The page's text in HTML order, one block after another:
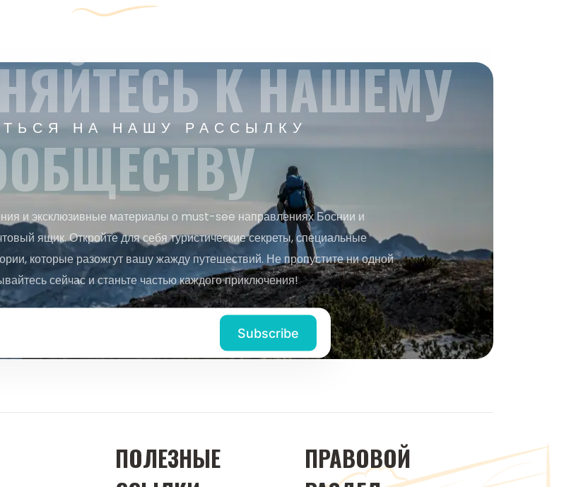
НА НАШУ РАССЫЛКУК НАШЕМУ
и эксклюзивные материалы о must-see направлениях Боснии и
ящик. Откройте для себя туристические секреты, специальные
которые разожгут вашу жажду путешествий. Не пропустите ни одной
сейчас и станьте частью каждого приключения!
ПОЛЕЗНЫЕ
ПРАВОВОЙ